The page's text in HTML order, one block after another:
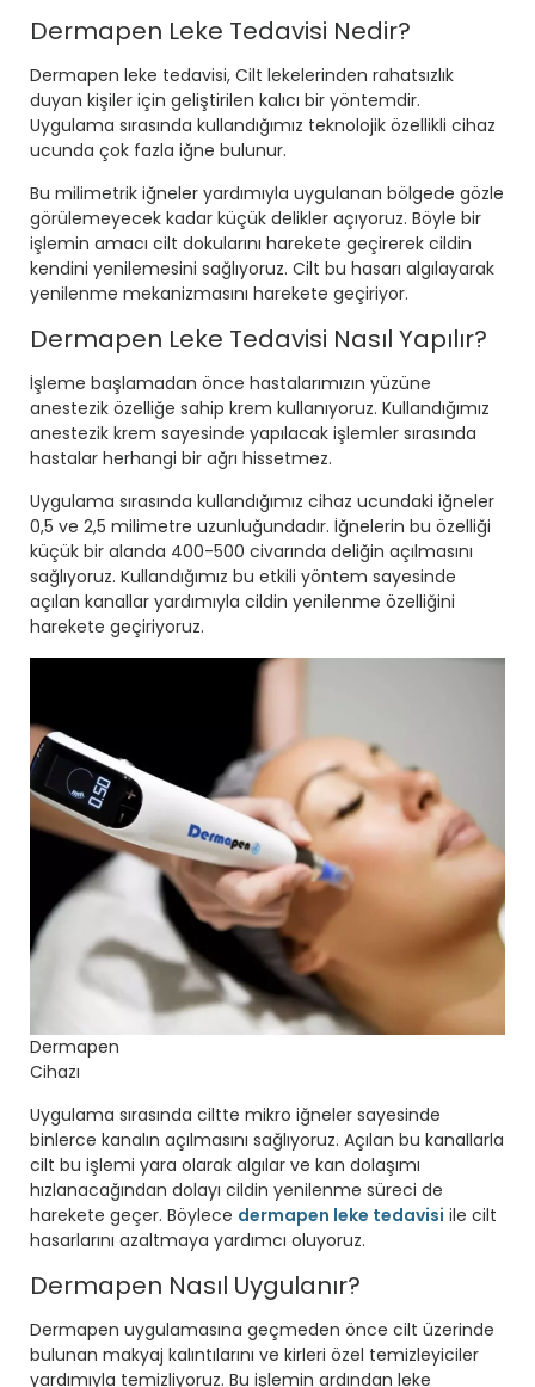
Dermapen Leke Tedavisi Nedir?
Dermapen leke tedavisi, Cilt lekelerinden rahatsızlık
duyan kişiler için geliştirilen kalıcı bir yöntemdir.
Uygulama sırasında kullandığımız teknolojik özellikli cihaz
ucunda çok fazla iğne bulunur.
Bu milimetrik iğneler yardımıyla uygulanan bölgede gözle
görülemeyecek kadar küçük delikler açıyoruz. Böyle bir
işlemin amacı cilt dokularını harekete geçirerek cildin
kendini yenilemesini sağlıyoruz. Cilt bu hasarı algılayarak
yenilenme mekanizmasını harekete geçiriyor.
Dermapen Leke Tedavisi Nasıl Yapılır?
İşleme başlamadan önce hastalarımızın yüzüne
anestezik özelliğe sahip krem kullanıyoruz. Kullandığımız
anestezik krem sayesinde yapılacak işlemler sırasında
hastalar herhangi bir ağrı hissetmez.
Uygulama sırasında kullandığımız cihaz ucundaki iğneler
0,5 ve 2,5 milimetre uzunluğundadır. İğnelerin bu özelliği
küçük bir alanda 400-500 civarında deliğin açılmasını
sağlıyoruz. Kullandığımız bu etkili yöntem sayesinde
açılan kanallar yardımıyla cildin yenilenme özelliğini
harekete geçiriyoruz.
Dermapen
Cihazı
Uygulama sırasında ciltte mikro iğneler sayesinde
binlerce kanalın açılmasını sağlıyoruz. Açılan bu kanallarla
cilt bu işlemi yara olarak algılar ve kan dolaşımı
hızlanacağından dolayı cildin yenilenme süreci de
harekete geçer. Böylece dermapen leke tedavisi ile cilt
hasarlarını azaltmaya yardımcı oluyoruz.
Dermapen Nasıl Uygulanır?
Dermapen uygulamasına geçmeden önce cilt üzerinde
bulunan makyaj kalıntılarını ve kirleri özel temizleyiciler
yardımıyla temizliyoruz. Bu işlemin ardından leke